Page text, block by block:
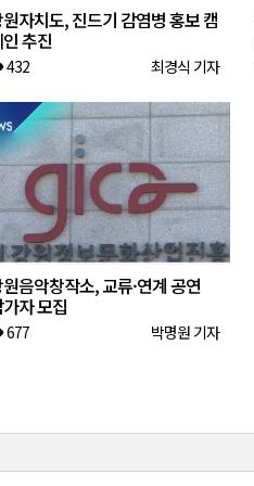
자치도, 진드기 감염병 홍보 캠
추진
432 최경식 기자
음악창작소, 교류·연계 공연
자 모집
677 박명원 기자